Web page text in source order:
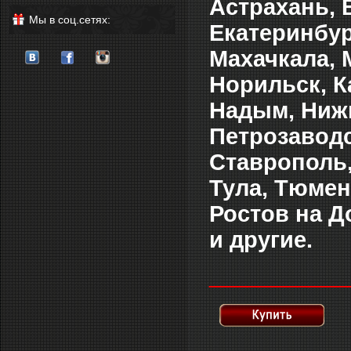
Мы в соц.сетях:
Астрахань,
Махачкала,
Норильск,
Надым,
Тула,
Ростов на
и другие.